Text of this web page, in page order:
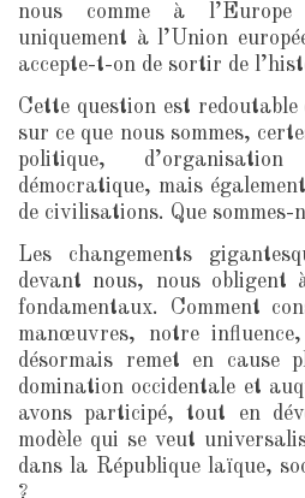
nous comme à
uniquement à l’Union
accepte-t-on de sortir de
Cette question est
sur ce que nous sommes,
politique,
démocratique, mais
de civilisations. Que sommes-
Les changements
devant nous, nous obligent
fondamentaux. Comment
manœuvres, notre
désormais remet en cause
domination occidentale et
avons participé, tout en
modèle qui se veut
dans la République laïque,
?